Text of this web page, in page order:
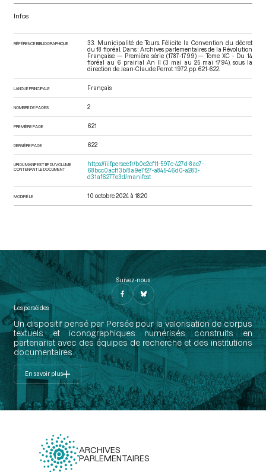
Infos
RÉFÉRENCE BIBLIOGRAPHIQUE
33. Municipalité de Tours. Félicite la Convention du décret
du 18 floréal. Dans : Archives parlementaires de la Révolution
Française — Première série (1787-1799) — Tome XC - Du 14
floréal au 6 prairial An II (3 mai au 25 mai 1794), sous la
direction de Jean-Claude Perrot. 1972. pp. 621-622.
LANGUE PRINCIPALE Français
NOMBRE DE PAGES 2
PREMIÈRE PAGE 621
DERNIÈRE PAGE 622
URI DU MANIFEST IIIF DU VOLUME
CONTENANT LE DOCUMENT
https://iiif.persee.fr/b0e2cf11-597c-427d-8ac7-
68bcc0acf13b/8a9e7f27-a845-46d0-a283-
d31af6277e3d/manifest
MODIFIÉ LE 10 octobre 2024 à 18:20
Suivez-nous
Les perséides
Un dispositif pensé par Persée pour la valorisation de corpus
textuels et iconographiques numérisés construits en
partenariat avec des équipes de recherche et des institutions
documentaires.
En savoir plus
ARCHIVES
PARLEMENTAIRES